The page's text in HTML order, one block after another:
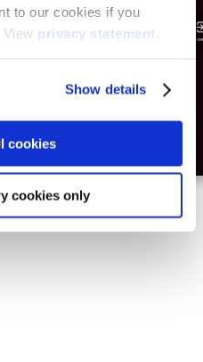
to our cookies if you
privacy statement.
Show details
cookies
cookies only